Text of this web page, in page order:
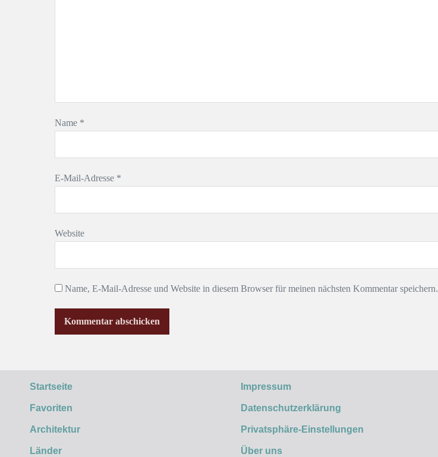
Name *
E-Mail-Adresse *
Website
Name, E-Mail-Adresse und Website in diesem Browser für meinen nächsten Kommentar speichern.
Startseite
Favoriten
Architektur
Länder
Impressum
Datenschutzerklärung
Privatsphäre-Einstellungen
Über uns